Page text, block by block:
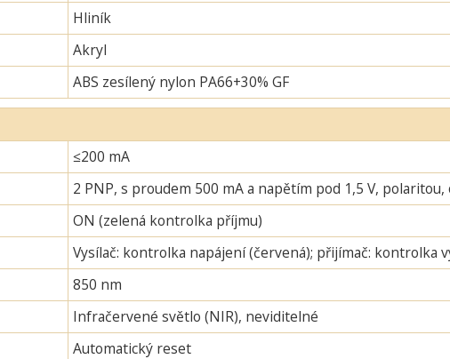
Hliník
Akryl
ABS zesílený nylon PA66+30% GF
≤200 mA
2 PNP, s proudem 500 mA a napětím pod 1,5 V,
ON (zelená kontrolka příjmu)
Vysílač: kontrolka napájení (červená); přijímač: kontrolka
850 nm
Infračervené světlo (NIR), neviditelné
Automatický reset